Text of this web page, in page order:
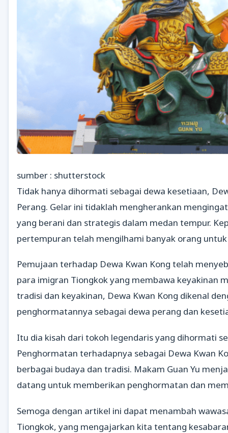
sumber : shutterstock
Tidak hanya dihormati sebagai dewa kesetiaan,
Perang. Gelar ini tidaklah mengherankan
yang berani dan strategis dalam medan tempur.
pertempuran telah mengilhami banyak orang
Pemujaan terhadap Dewa Kwan Kong telah
para imigran Tiongkok yang membawa keyakinan
tradisi dan keyakinan, Dewa Kwan Kong dikenal
penghormatannya sebagai dewa perang dan
Itu dia kisah dari tokoh legendaris yang dihormati
Penghormatan terhadapnya sebagai Dewa Kwan
berbagai budaya dan tradisi. Makam Guan Yu
datang untuk memberikan penghormatan dan
Semoga dengan artikel ini dapat menambah
Tiongkok, yang mengajarkan kita tentang